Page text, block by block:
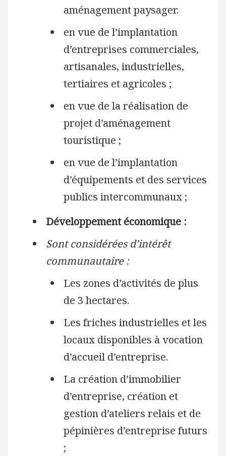
aménagement paysager.
en vue de l’implantation
d’entreprises commerciales,
artisanales, industrielles,
tertiaires et agricoles ;
en vue de la réalisation de
projet d’aménagement
touristique ;
en vue de l’implantation
d’équipements et des services
publics intercommunaux ;
Développement économique :
Sont considérées d’intérêt
communautaire :
Les zones d’activités de plus
de 3 hectares.
Les friches industrielles et les
locaux disponibles à vocation
d’accueil d’entreprise.
La création d’immobilier
d’entreprise, création et
gestion d’ateliers relais et de
pépinières d’entreprise futurs
;